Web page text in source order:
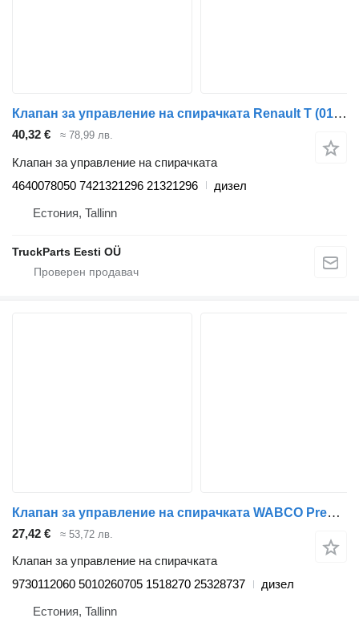
Клапан за управление на спирачката Renault T (01.13-) 4640078050 за влекач Renault T (2013-)
40,32 € ≈ 78,99 лв.
Клапан за управление на спирачката
4640078050 7421321296 21321296
дизел
Естония, Tallinn
TruckParts Eesti OÜ
Клапан за управление на спирачката WABCO Premium (01.96-) 9730112060 за влекач Renault Premium, Premium 2 (1996-2014)
27,42 € ≈ 53,72 лв.
Клапан за управление на спирачката
9730112060 5010260705 1518270 25328737
дизел
Естония, Tallinn